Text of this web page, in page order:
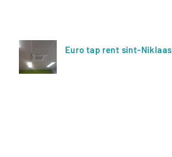
Euro tap rent sint-Niklaas